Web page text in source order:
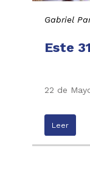
Gabriel
Este
22 de
Leer